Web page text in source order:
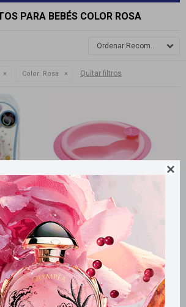

PARA BEBÉS COLOR ROSA
Recomendados
Color: Rosa Quitar filtros
y noche
Llega MAÑANA
Llega MAÑANA
Kuka set de plato térmico y
cucharas - Rosa